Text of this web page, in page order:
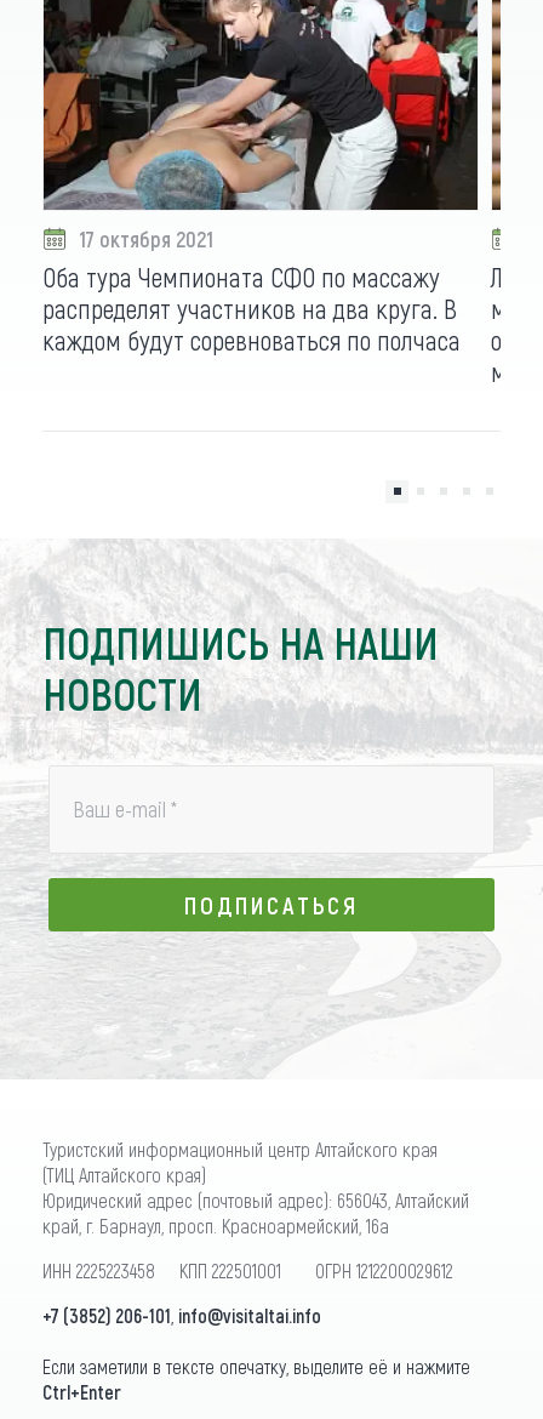
17 октября 2021
Оба тура Чемпионата СФО по массажу
распределят участников на два круга. В
каждом будут соревноваться по полчаса
ПОДПИШИСЬ НА НАШИ
НОВОСТИ
Ваш e-mail *
ПОДПИСАТЬСЯ
ПОДПИСАТЬСЯ
Туристский информационный центр Алтайского края
(ТИЦ Алтайского края)
Юридический адрес (почтовый адрес): 656043, Алтайский
край, г. Барнаул, просп. Красноармейский, 16а
ИНН 2225223458 КПП 222501001 ОГРН 1212200029612
+7 (3852) 206-101 info@visitaltai.info
Если заметили в тексте опечатку, выделите её и нажмите
Ctrl+Enter